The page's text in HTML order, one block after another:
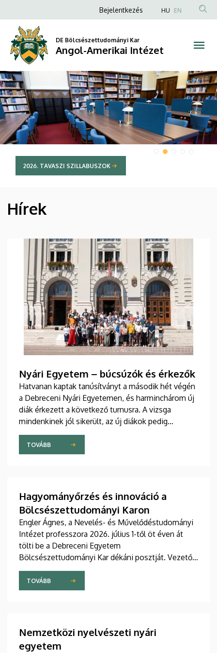
Amerikai
Intézet
Anonim
fiók
menüje
Bejelentkezés HU EN
DE Bölcsészettudományi Kar
Angol-Amerikai Intézet
DIAVETÍTÉS
2026. TAVASZI SZILLABUSZOK
HÍREK
Hírek
Nyári Egyetem – búcsúzók és érkezők
Hatvanan kaptak tanúsítványt a második hét végén
a Debreceni Nyári Egyetemen, és harminchárom új
diák érkezett a következő turnusra. A vizsga
mindenkinek jól sikerült, az új diákok pedig
sikeresen beilleszkedtek a csoportokba, ahol
továbbra is szorgalmasan tanulják a magyar
nyelvet.
TOVÁBB
Hagyományőrzés és innováció a
Bölcsészettudományi Karon
Engler Ágnes, a Nevelés- és Művelődéstudományi
Intézet professzora 2026. július 1-től öt éven át
tölti be a Debreceni Egyetem
Bölcsészettudományi Kar dékáni posztját. Vezetői
stratégiájában fontos szerepet szán a kar
hagyományainak, a bölcsészképzés klasszikus
normáinak megőrzésének, egyben reagálva a
terén.
TOVÁBB
Nemzetközi nyelvészeti nyári
egyetem